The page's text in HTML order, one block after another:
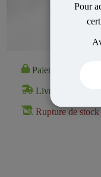
Pour
Paiement 100%
Livraison Rapide
Rupture de stock